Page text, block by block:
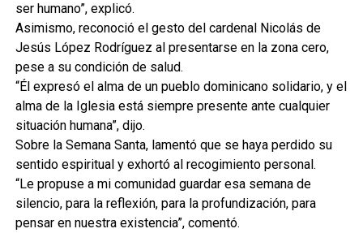
ser humano”, explicó.
Asimismo, reconoció el gesto del cardenal Nicolás de
Jesús López Rodríguez al presentarse en la zona cero,
pese a su condición de salud.
“Él expresó el alma de un pueblo dominicano solidario, y el
alma de la Iglesia está siempre presente ante cualquier
situación humana”, dijo.
Sobre la Semana Santa, lamentó que se haya perdido su
sentido espiritual y exhortó al recogimiento personal.
“Le propuse a mi comunidad guardar esa semana de
silencio, para la reflexión, para la profundización, para
pensar en nuestra existencia”, comentó.